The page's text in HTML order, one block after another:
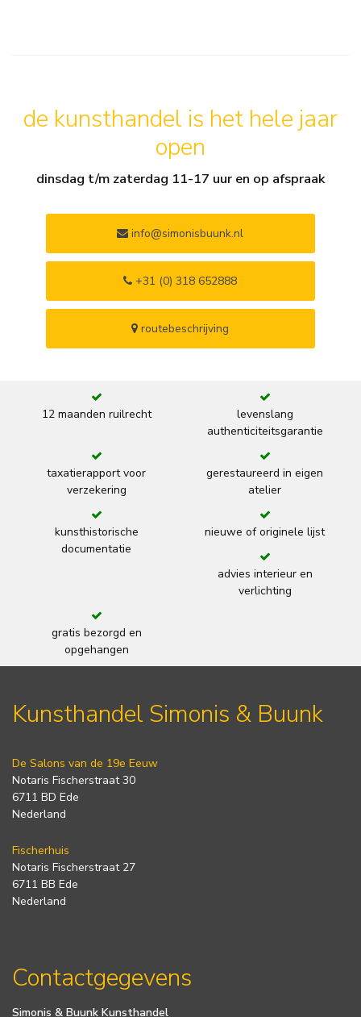
de kunsthandel is het hele jaar
open
dinsdag t/m zaterdag 11-17 uur en op afspraak
info@simonisbuunk.nl
+31 (0) 318 652888
routebeschrijving
12 maanden ruilrecht
levenslang
authenticiteitsgarantie
taxatierapport voor
verzekering
gerestaureerd in eigen
atelier
kunsthistorische
documentatie
nieuwe of originele lijst
advies interieur en
verlichting
gratis bezorgd en
opgehangen
Kunsthandel Simonis & Buunk
De Salons van de 19e Eeuw
Notaris Fischerstraat 30
6711 BD Ede
Nederland
Fischerhuis
Notaris Fischerstraat 27
6711 BB Ede
Nederland
Contactgegevens
Simonis & Buunk Kunsthandel